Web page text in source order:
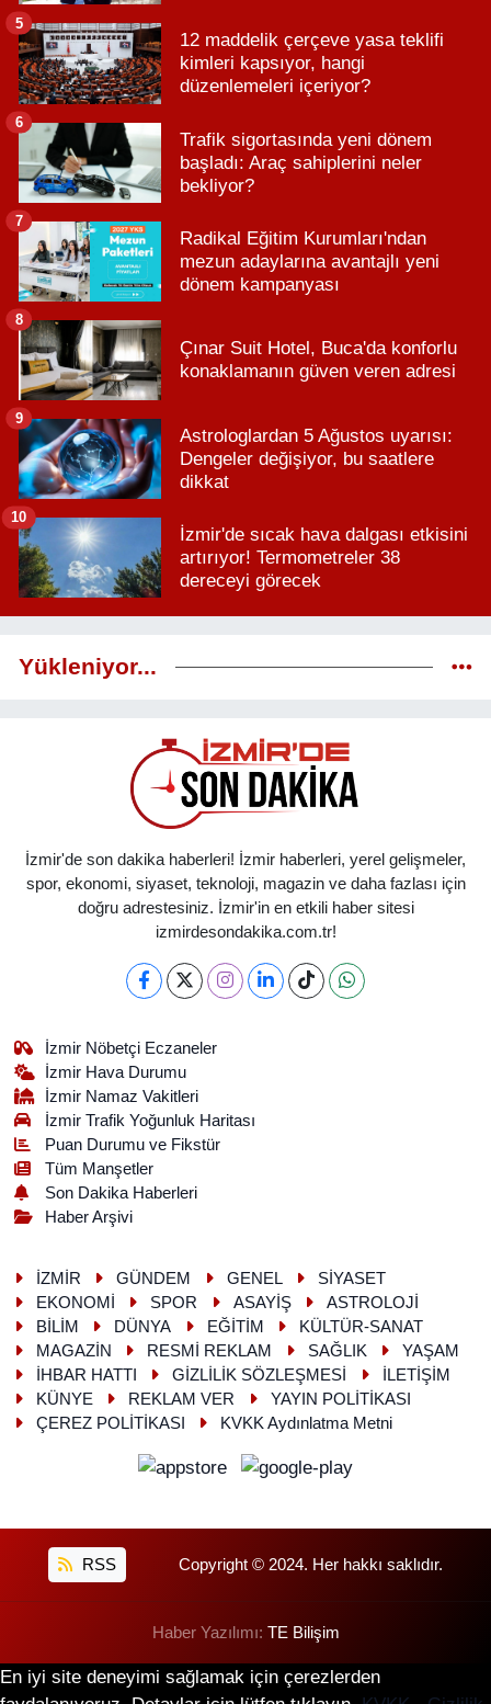
12 maddelik çerçeve yasa teklifi
kimleri kapsıyor, hangi
düzenlemeleri içeriyor?
5
Trafik sigortasında yeni dönem
başladı: Araç sahiplerini neler
bekliyor?
6
Radikal Eğitim Kurumları'ndan
mezun adaylarına avantajlı yeni
dönem kampanyası
7
Çınar Suit Hotel, Buca'da konforlu
konaklamanın güven veren adresi
8
Astrologlardan 5 Ağustos uyarısı:
Dengeler değişiyor, bu saatlere
dikkat
9
İzmir'de sıcak hava dalgası etkisini
artırıyor! Termometreler 38
dereceyi görecek
10
Yükleniyor...
İzmir'de son dakika haberleri! İzmir haberleri, yerel gelişmeler,
spor, ekonomi, siyaset, teknoloji, magazin ve daha fazlası için
doğru adrestesiniz. İzmir'in en etkili haber sitesi
izmirdesondakika.com.tr!
İzmir Nöbetçi Eczaneler
İzmir Hava Durumu
İzmir Namaz Vakitleri
İzmir Trafik Yoğunluk Haritası
Puan Durumu ve Fikstür
Tüm Manşetler
Son Dakika Haberleri
Haber Arşivi
İZMİR GÜNDEM GENEL
SİYASET
EKONOMİ
SPOR ASAYİŞ
ASTROLOJİ
BİLİM
DÜNYA EĞİTİM
KÜLTÜR-SANAT
MAGAZİN
RESMİ REKLAM SAĞLIK
YAŞAM
İHBAR HATTI
GİZLİLİK SÖZLEŞMESİ
İLETİŞİM
KÜNYE
REKLAM VER
YAYIN POLİTİKASI
ÇEREZ POLİTİKASI
KVKK Aydınlatma Metni
RSS Copyright © 2024. Her hakkı saklıdır.
Haber Yazılımı: TE Bilişim
En iyi site deneyimi sağlamak için çerezlerden